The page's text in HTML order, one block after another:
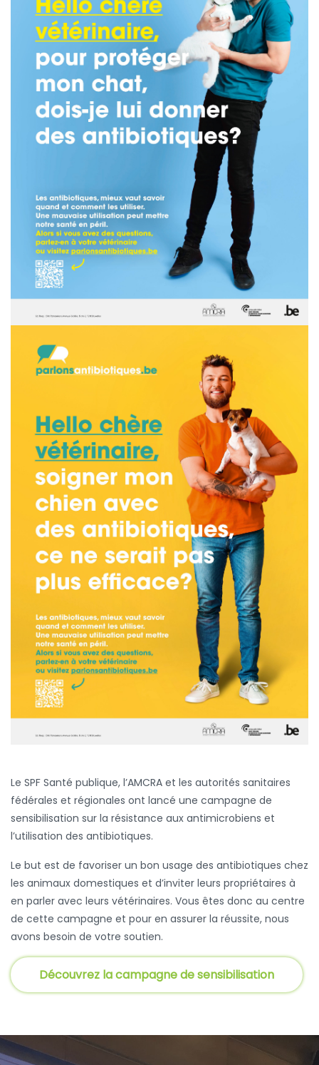
Le SPF Santé publique, l’AMCRA et les autorités sanitaires
fédérales et régionales ont lancé une campagne de
sensibilisation sur la résistance aux antimicrobiens et
l’utilisation des antibiotiques.
Le but est de favoriser un bon usage des antibiotiques chez
les animaux domestiques et d’inviter leurs propriétaires à
en parler avec leurs vétérinaires. Vous êtes donc au centre
de cette campagne et pour en assurer la réussite, nous
avons besoin de votre soutien.
Découvrez la campagne de sensibilisation